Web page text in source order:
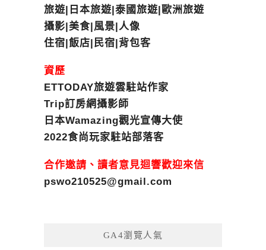
旅遊|日本旅遊|泰國旅遊|歐洲旅遊
攝影|美食|風景|人像
住宿|飯店|民宿|背包客
資歷
ETTODAY旅遊雲駐站作家
Trip訂房網攝影師
日本Wamazing觀光宣傳大使
2022食尚玩家駐站部落客
合作邀請、讀者意見迴響歡迎來信
pswo210525@gmail.com
GA4瀏覽人氣